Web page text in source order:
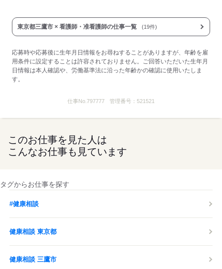
屋内禁煙
応募する
東京都三鷹市 × 看護師・准看護師の仕事一覧 (19件)
応募時や応募後に生年月日情報をお尋ねすることがありますが、年齢を雇
用条件に設定することは許容されておりません。ご回答いただいた生年月
日情報は本人確認や、労働基準法に沿った年齢かの確認に使用いたしま
す。
仕事No.797777 管理番号： 521521
このお仕事を見た人は
こんなお仕事も見ています
タグからお仕事を探す
#健康相談
健康相談 東京都
健康相談 三鷹市